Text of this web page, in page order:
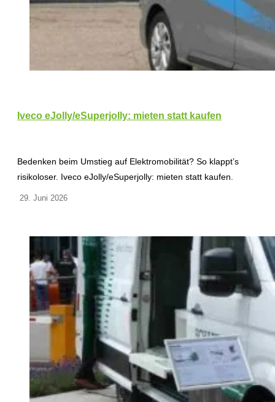
Iveco eJolly/eSuperjolly: mieten statt kaufen
Bedenken beim Umstieg auf Elektromobilität? So klappt’s
risikoloser. Iveco eJolly/eSuperjolly: mieten statt kaufen.
29. Juni 2026